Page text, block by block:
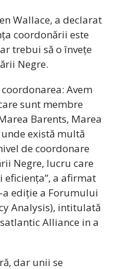
Wallace, a declarat
coordonării este
trebui să o învețe
Negre.
Avem
sunt membre
Barents, Marea
există multă
de coordonare
Negre, lucru care
eficiența”, a afirmat
a ediție a Forumului
Analysis), intitulată
Alliance in a
dar unii se